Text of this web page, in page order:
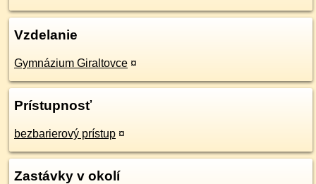
Vzdelanie
Gymnázium Giraltovce ¤
Prístupnosť
bezbarierový prístup ¤
Zastávky v okolí